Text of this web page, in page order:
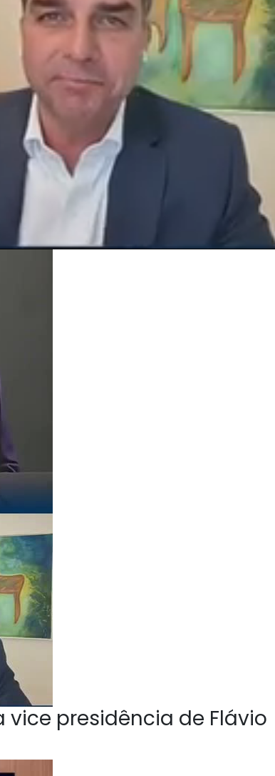
vice presidência de Flávio